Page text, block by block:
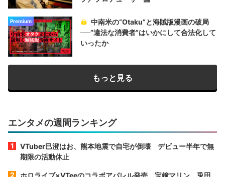
Premium
中南米の“Otaku”と海賊版漫画の破局
──“違法な消費者”はいかにして合法化して
いったか
もっと見る
エンタメの週間ランキング
VTuber巳澄はお、熊本地震で自宅が倒壊 デビュー半年で無
期限の活動休止
ホロライブ×VTeeのコラボアパレル発売 宝鐘マリン、兎田